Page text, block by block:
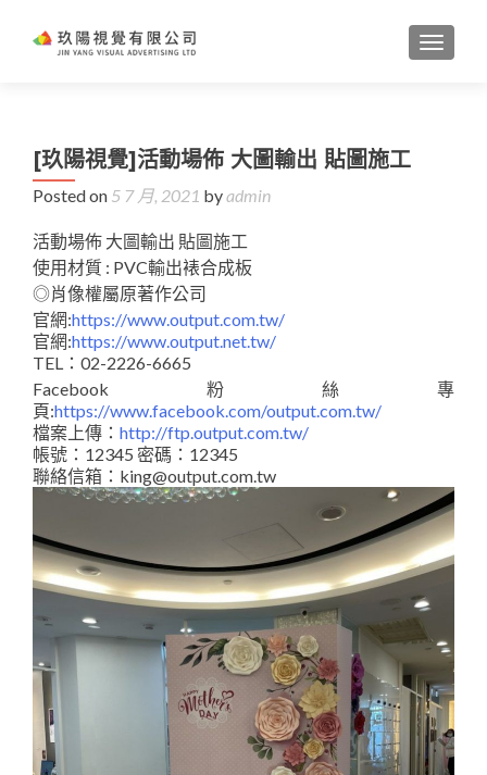
[玖陽視覺]活動場佈 大圖輸出 貼圖施工
Posted on 5 7 月, 2021 byadmin
活動場佈 大圖輸出 貼圖施工
使用材質 : PVC輸出裱合成板
◎肖像權屬原著作公司
官網:https://www.output.com.tw/
官網:https://www.output.net.tw/
TEL：02-2226-6665
Facebook粉絲專
頁:https://www.facebook.com/output.com.tw/
檔案上傳： http://ftp.output.com.tw/
帳號：12345 密碼：12345
聯絡信箱：king@output.com.tw